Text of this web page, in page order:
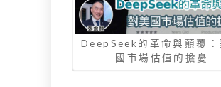
DeepSeek的革命與顛覆：
國市場估值的擔憂